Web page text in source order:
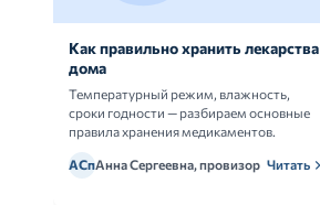
Как правильно хранить лекарства
дома
Температурный режим, влажность,
сроки годности — разбираем основные
правила хранения медикаментов.
АСпАнна Сергеевна, провизор Читать